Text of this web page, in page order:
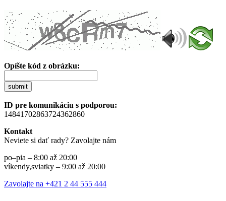
Opíšte kód z obrázku:
submit
ID pre komunikáciu s podporou:
14841702863724362860
Kontakt
Neviete si dať rady? Zavolajte nám
po–pia – 8:00 až 20:00
víkendy,sviatky – 9:00 až 20:00
Zavolajte na +421 2 44 555 444